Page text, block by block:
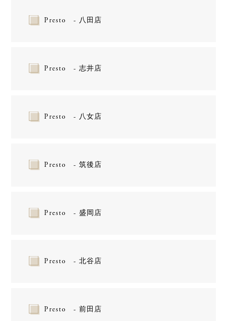
Presto - 八田店
Presto - 志井店
Presto - 八女店
Presto - 筑後店
Presto - 盛岡店
Presto - 北谷店
Presto - 前田店